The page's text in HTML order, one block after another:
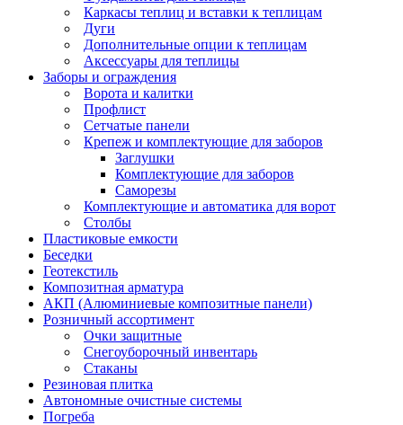
Каркасы теплиц и вставки к теплицам
Дуги
Дополнительные опции к теплицам
Аксессуары для теплицы
Заборы и ограждения
Ворота и калитки
Профлист
Сетчатые панели
Крепеж и комплектующие для заборов
Заглушки
Комплектующие для заборов
Саморезы
Комплектующие и автоматика для ворот
Столбы
Пластиковые емкости
Беседки
Геотекстиль
Композитная арматура
АКП (Алюминиевые композитные панели)
Розничный ассортимент
Очки защитные
Снегоуборочный инвентарь
Стаканы
Резиновая плитка
Автономные очистные системы
Погреба